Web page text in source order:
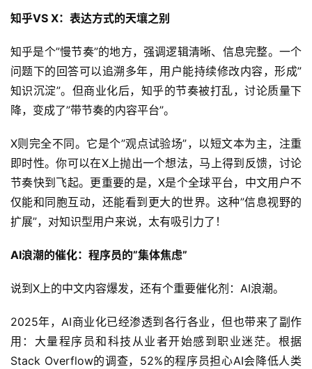
券
中
心
源
宝
库
用
具
博
客
知乎VS X：表达方式的天壤之别
知乎是个”慢节奏”的地方，强调逻辑清晰、信息完整。一个
问题下的回答可以追溯多年，用户能持续修改内容，形成”
知识沉淀”。但商业化后，知乎的节奏被打乱，讨论质量下
降，变成了”带节奏的内容平台”。
X则完全不同。它是个”观点试验场”，以短文本为主，注重
即时性。你可以在X上抛出一个想法，马上得到反馈，讨论
节奏快到飞起。更重要的是，X是个全球平台，中文用户不
仅能和同胞互动，还能看到更大的世界。这种”信息视野的
扩展”，对知识型用户来说，太有吸引力了！
AI浪潮的催化：程序员的”集体焦虑”
说到X上的中文内容爆发，还有个重要催化剂：AI浪潮。
2025年，AI商业化已经渗透到各行各业，但也带来了副作
用：大量程序员和科技从业者开始感到职业迷茫。根据
Stack Overflow的调查，52%的程序员担心AI会降低人类